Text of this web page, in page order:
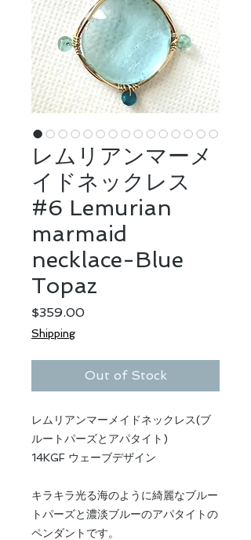
レムリアンマーメ
イドネックレス
#6 Lemurian
marmaid
necklace-Blue
Topaz
$359.00Price
Shipping
Out of Stock
レムリアンマーメイドネックレス(ブ
ルートパーズとアパタイト)
14KGF ウェーブデザイン
キラキラ光る海のように綺麗なブルー
トパーズと濃淡ブルーのアパタイトの
ペンダントです。